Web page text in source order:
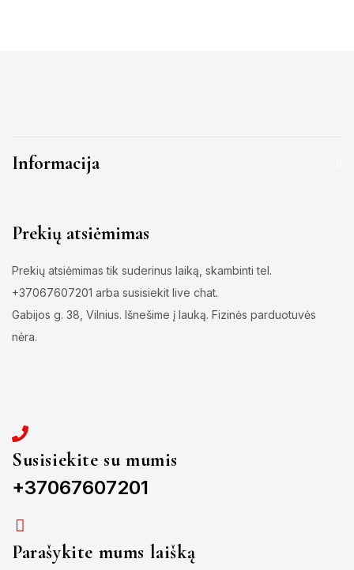
Informacija
Prekių atsiėmimas
Prekių atsiėmimas tik suderinus laiką, skambinti tel.
+37067607201 arba susisiekit live chat.
Gabijos g. 38, Vilnius. Išnešime į lauką. Fizinės parduotuvės
nėra.
Susisiekite su mumis
+37067607201
Parašykite mums laišką